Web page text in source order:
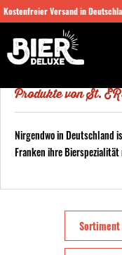
Kostenfreier Versand in
Produkte von St.
Nirgendwo in Deutschland
Franken ihre
Sortiment